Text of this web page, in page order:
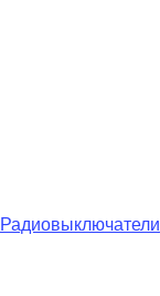
Радиовыключатели